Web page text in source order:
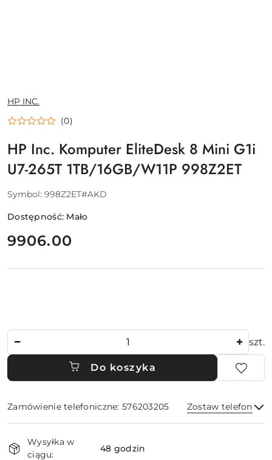
NAZWA
PRODUCENTA:
HP INC.
(0)
HP Inc. Komputer EliteDesk 8 Mini G1i
U7-265T 1TB/16GB/W11P 998Z2ET
Symbol: 998Z2ET#AKD
Dostępność: Mało
cena:
9906.00
szt.
Do koszyka
Zamówienie telefoniczne: 576203205 Zostaw telefon
i
Wysyłka w
ciągu:
48 godzin